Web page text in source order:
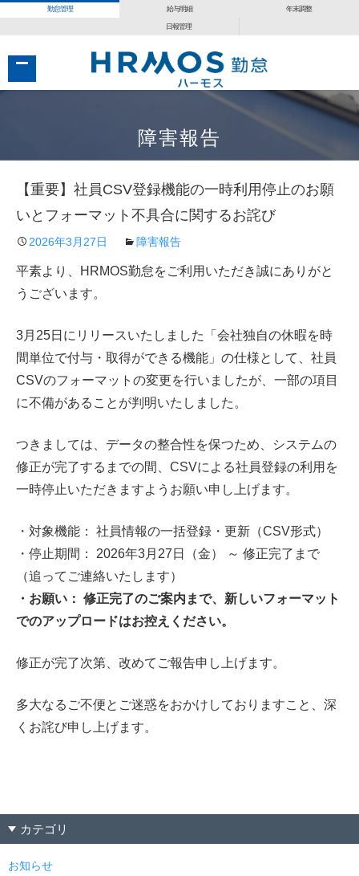
勤怠管理 給与明細 年末調整
日報管理
障害報告
【重要】社員CSV登録機能の一時利用停止のお願
いとフォーマット不具合に関するお詫び
2026年3月27日 障害報告
平素より、HRMOS勤怠をご利用いただき誠にありがと
うございます。
3月25日にリリースいたしました「会社独自の休暇を時
間単位で付与・取得ができる機能」の仕様として、社員
CSVのフォーマットの変更を行いましたが、一部の項目
に不備があることが判明いたしました。
つきましては、データの整合性を保つため、システムの
修正が完了するまでの間、CSVによる社員登録の利用を
一時停止いただきますようお願い申し上げます。
・対象機能： 社員情報の一括登録・更新（CSV形式）
・停止期間： 2026年3月27日（金） ～ 修正完了まで
（追ってご連絡いたします）
・お願い： 修正完了のご案内まで、新しいフォーマット
でのアップロードはお控えください。
修正が完了次第、改めてご報告申し上げます。
多大なるご不便とご迷惑をおかけしておりますこと、深
くお詫び申し上げます。
カテゴリ
お知らせ